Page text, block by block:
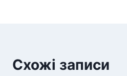
Схожі записи